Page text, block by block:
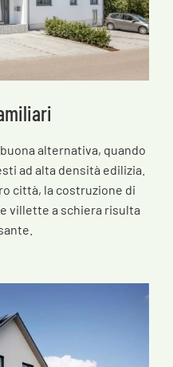
alternativa, quando
ad alta densità edilizia.
città, la costruzione di
villette a schiera risulta